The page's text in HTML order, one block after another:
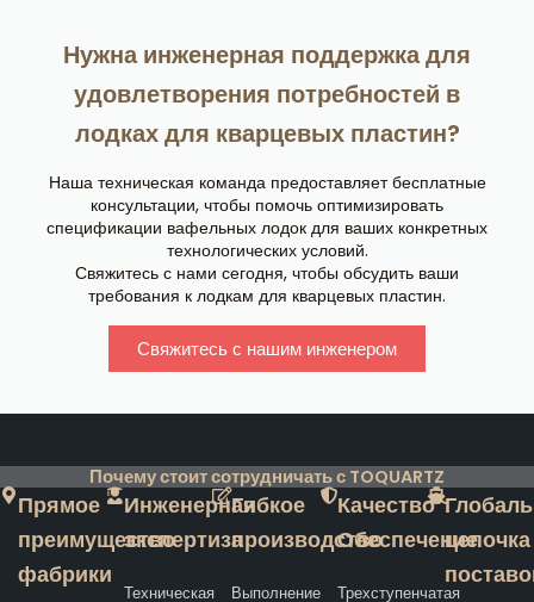
Нужна инженерная поддержка для
удовлетворения потребностей в
лодках для кварцевых пластин?
Наша техническая команда предоставляет бесплатные
консультации, чтобы помочь оптимизировать
спецификации вафельных лодок для ваших конкретных
технологических условий.
Свяжитесь с нами сегодня, чтобы обсудить ваши
требования к лодкам для кварцевых пластин.
Свяжитесь с нашим инженером
Почему стоит сотрудничать с TOQUARTZ
Прямое
преимущество
фабрики
Инженерная
экспертиза
Техническая
Гибкое
производство
Выполнение
Качество
Обеспечение
Трехступенчатая
цепочка